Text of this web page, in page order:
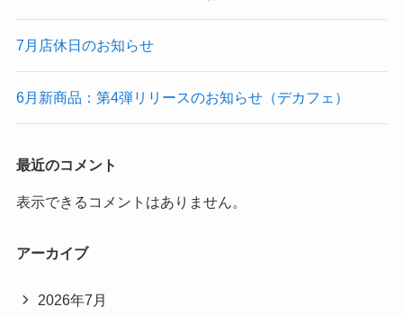
7月店休日のお知らせ
6月新商品：第4弾リリースのお知らせ（デカフェ）
最近のコメント
表示できるコメントはありません。
アーカイブ
2026年7月